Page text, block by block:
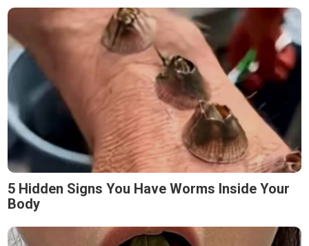
5 Hidden Signs You Have Worms Inside Your
Body